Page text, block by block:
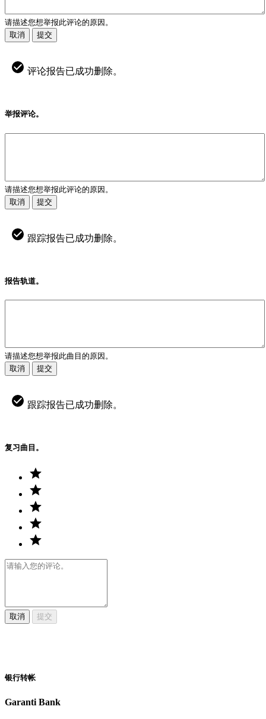
请描述您想举报此评论的原因。
取消
提交
评论报告已成功删除。
举报评论。
请描述您想举报此评论的原因。
取消
提交
跟踪报告已成功删除。
报告轨道。
请描述您想举报此曲目的原因。
取消
提交
跟踪报告已成功删除。
复习曲目。
取消 提交
银行转帐
Garanti Bank